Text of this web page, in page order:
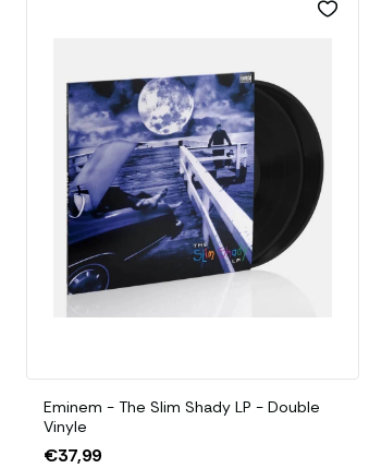
Eminem - The Slim Shady LP - Double
Vinyle
€37,99